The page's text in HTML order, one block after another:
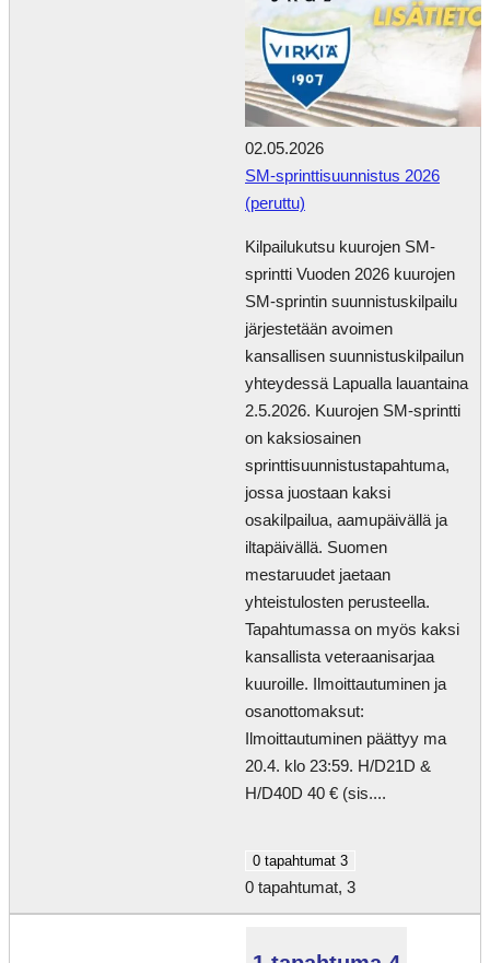
02.05.2026
SM-sprinttisuunnistus 2026
(peruttu)
Kilpailukutsu kuurojen SM-
sprintti Vuoden 2026 kuurojen
SM-sprintin suunnistuskilpailu
järjestetään avoimen
kansallisen suunnistuskilpailun
yhteydessä Lapualla lauantaina
2.5.2026. Kuurojen SM-sprintti
on kaksiosainen
sprinttisuunnistustapahtuma,
jossa juostaan kaksi
osakilpailua, aamupäivällä ja
iltapäivällä. Suomen
mestaruudet jaetaan
yhteistulosten perusteella.
Tapahtumassa on myös kaksi
kansallista veteraanisarjaa
kuuroille. Ilmoittautuminen ja
osanottomaksut:
Ilmoittautuminen päättyy ma
20.4. klo 23:59. H/D21D &
H/D40D 40 € (sis....
0 tapahtumat 3
0 tapahtumat, 3